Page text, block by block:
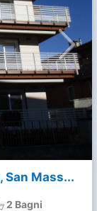
Mass...
2 Bagni